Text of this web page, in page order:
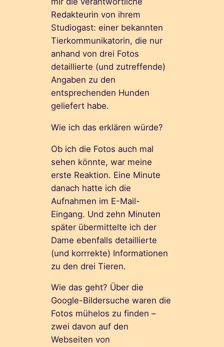
Redakteurin von ihrem
Studiogast: einer bekannten
Tierkommunikatorin, die nur
anhand von drei Fotos
detaillierte (und zutreffende)
Angaben zu den
entsprechenden Hunden
geliefert habe.
Wie ich das erklären würde?
Ob ich die Fotos auch mal
sehen könnte, war meine
erste Reaktion. Eine Minute
danach hatte ich die
Aufnahmen im E-Mail-
Eingang. Und zehn Minuten
später übermittelte ich der
Dame ebenfalls detaillierte
(und korrrekte) Informationen
zu den drei Tieren.
Wie das geht? Über die
Google-Bildersuche waren die
Fotos mühelos zu finden –
zwei davon auf den
Webseiten von